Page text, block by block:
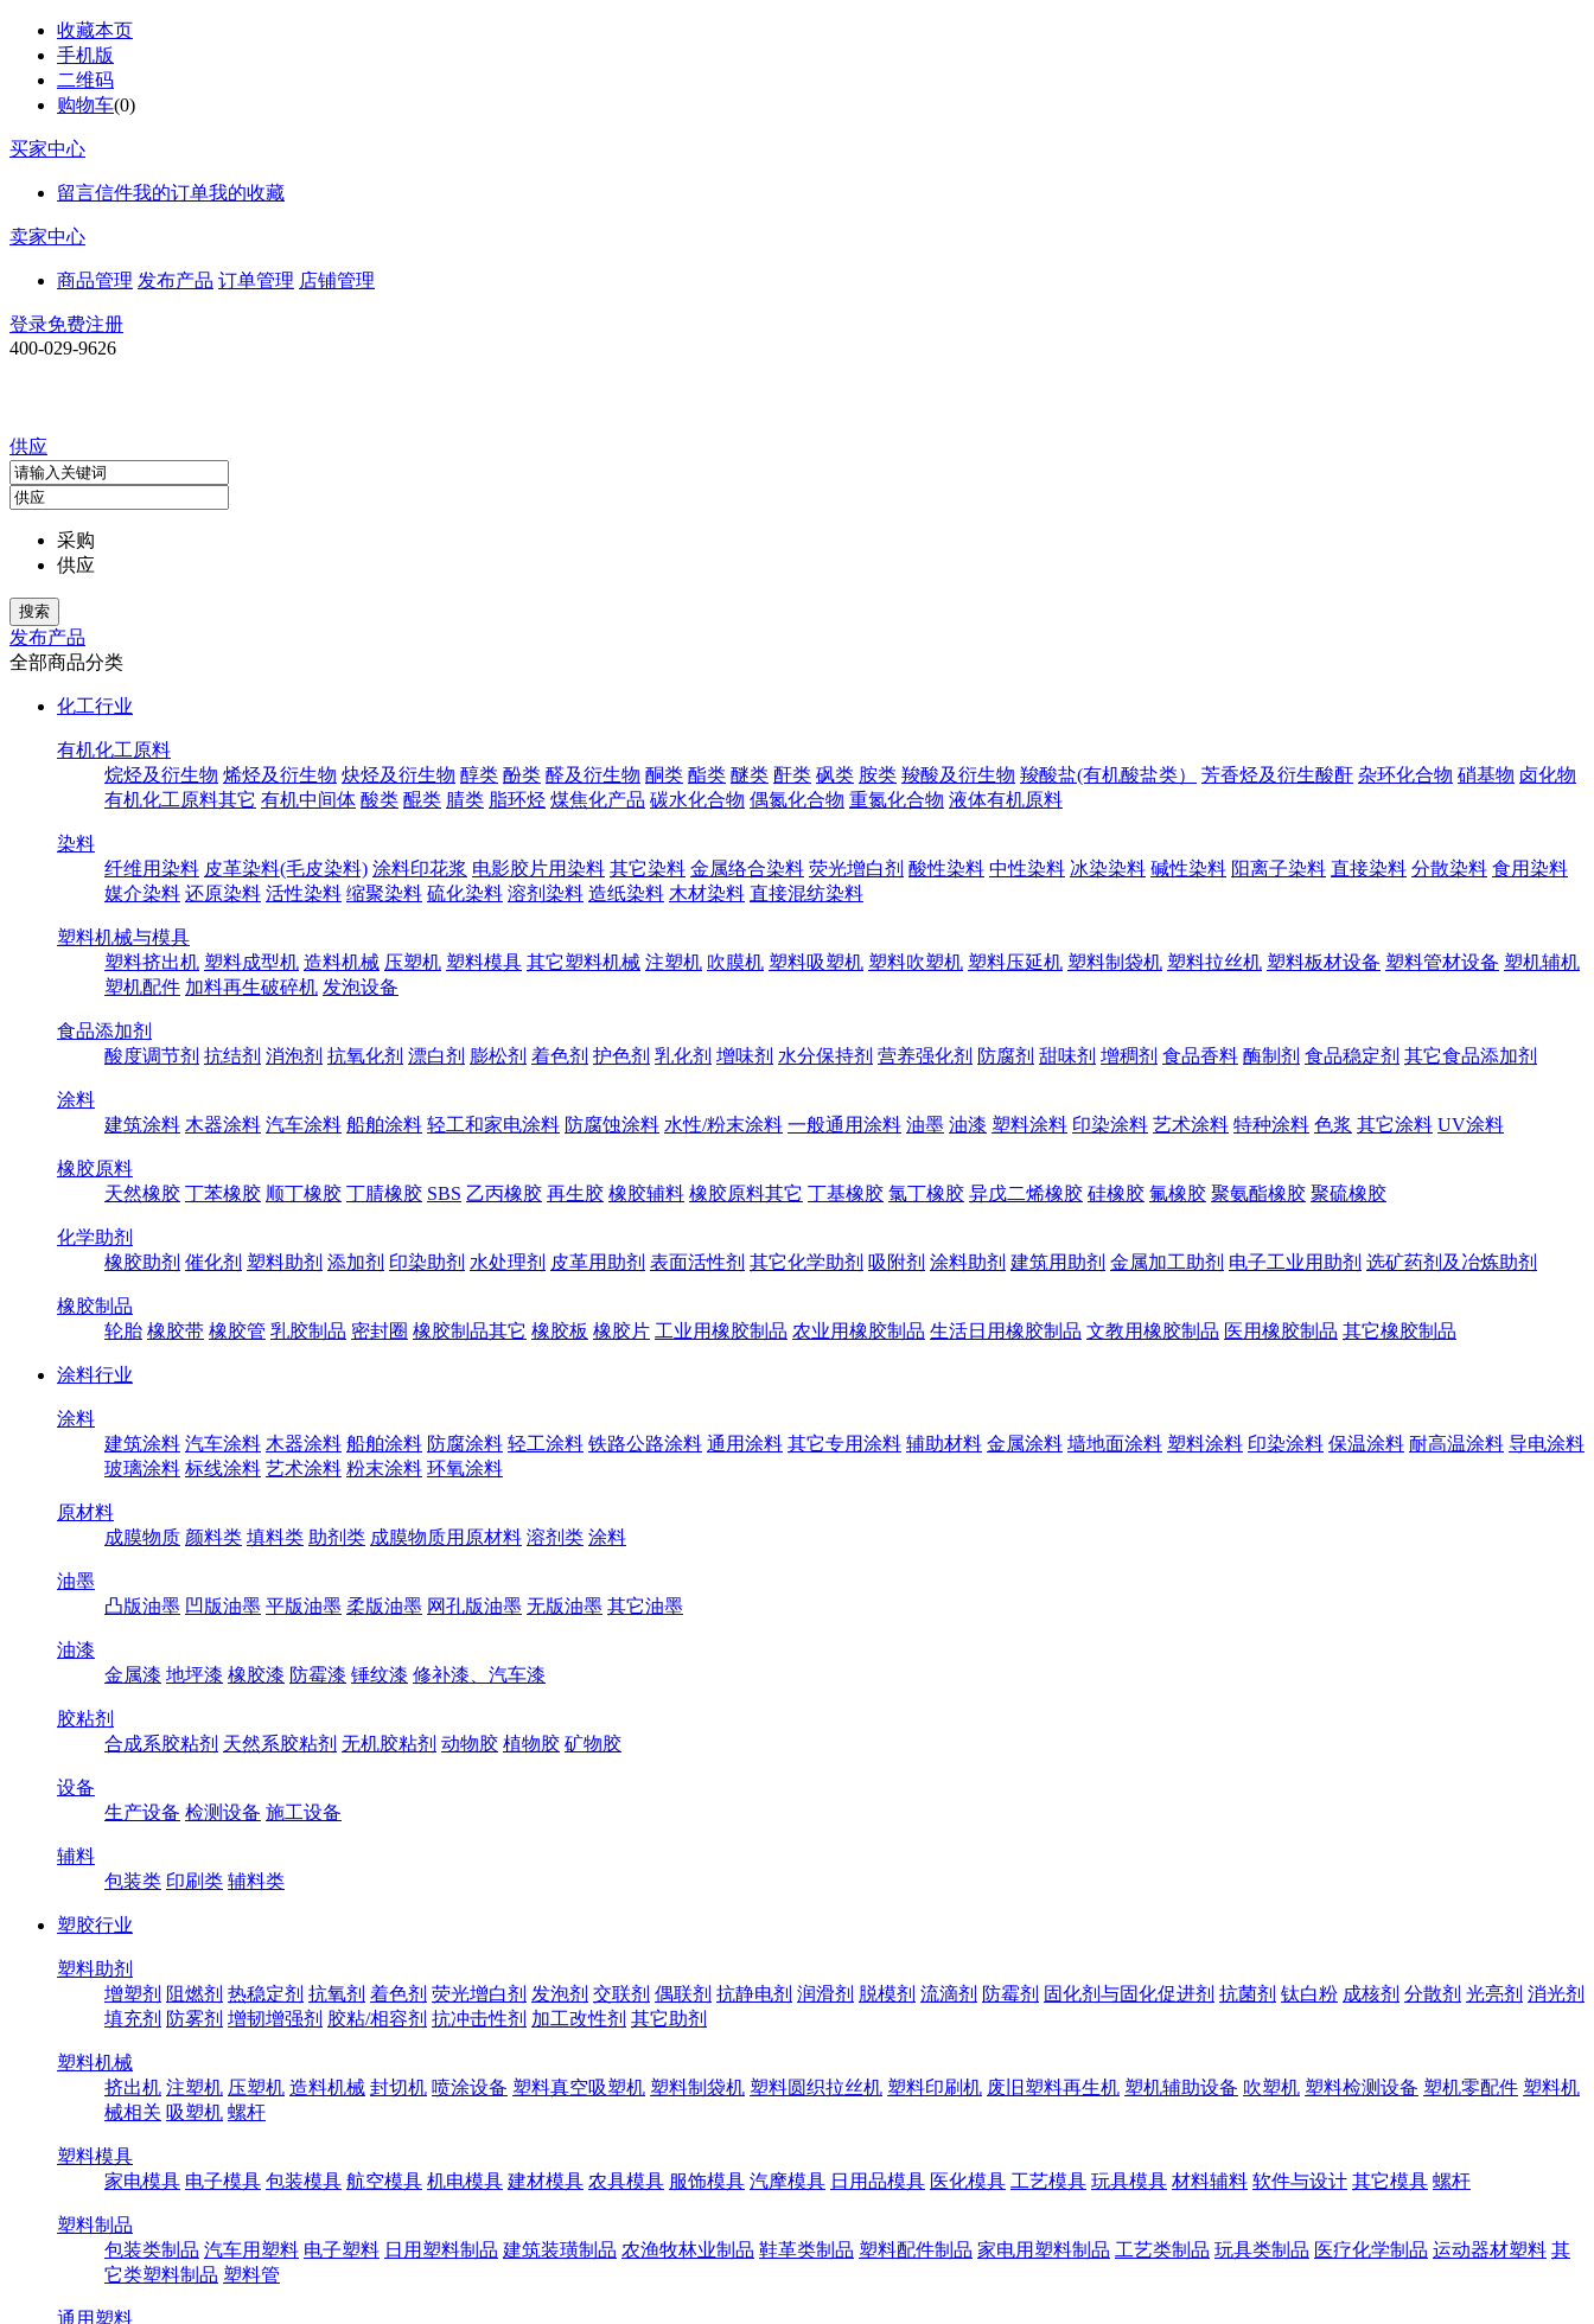
收藏本页
手机版
二维码
购物车(0)
买家中心
留言信件我的订单我的收藏
卖家中心
商品管理 发布产品 订单管理 店铺管理
登录免费注册
400-029-9626
供应
采购
供应
发布产品
全部商品分类
化工行业
有机化工原料
烷烃及衍生物 烯烃及衍生物 炔烃及衍生物 醇类 酚类 醛及衍生物 酮类 酯类 醚类 酐类 砜类 胺类 羧酸及衍生物 羧酸盐(有机酸盐类） 芳香烃及衍生酸酐 杂环化合物 硝基物 卤化物
有机化工原料其它 有机中间体 酸类 醌类 腈类 脂环烃 煤焦化产品 碳水化合物 偶氮化合物 重氮化合物 液体有机原料
染料
纤维用染料 皮革染料(毛皮染料) 涂料印花浆 电影胶片用染料 其它染料 金属络合染料 荧光增白剂 酸性染料 中性染料 冰染染料 碱性染料 阳离子染料 直接染料 分散染料 食用染料
媒介染料 还原染料 活性染料 缩聚染料 硫化染料 溶剂染料 造纸染料 木材染料 直接混纺染料
塑料机械与模具
塑料挤出机 塑料成型机 造料机械 压塑机 塑料模具 其它塑料机械 注塑机 吹膜机 塑料吸塑机 塑料吹塑机 塑料压延机 塑料制袋机 塑料拉丝机 塑料板材设备 塑料管材设备 塑机辅机
塑机配件 加料再生破碎机 发泡设备
食品添加剂
酸度调节剂 抗结剂 消泡剂 抗氧化剂 漂白剂 膨松剂 着色剂 护色剂 乳化剂 增味剂 水分保持剂 营养强化剂 防腐剂 甜味剂 增稠剂 食品香料 酶制剂 食品稳定剂 其它食品添加剂
涂料
建筑涂料 木器涂料 汽车涂料 船舶涂料 轻工和家电涂料 防腐蚀涂料 水性/粉末涂料 一般通用涂料 油墨 油漆 塑料涂料 印染涂料 艺术涂料 特种涂料 色浆 其它涂料 UV涂料
橡胶原料
天然橡胶 丁苯橡胶 顺丁橡胶 丁腈橡胶 SBS 乙丙橡胶 再生胶 橡胶辅料 橡胶原料其它 丁基橡胶 氯丁橡胶 异戊二烯橡胶 硅橡胶 氟橡胶 聚氨酯橡胶 聚硫橡胶
化学助剂
橡胶助剂 催化剂 塑料助剂 添加剂 印染助剂 水处理剂 皮革用助剂 表面活性剂 其它化学助剂 吸附剂 涂料助剂 建筑用助剂 金属加工助剂 电子工业用助剂 选矿药剂及冶炼助剂
橡胶制品
轮胎 橡胶带 橡胶管 乳胶制品 密封圈 橡胶制品其它 橡胶板 橡胶片 工业用橡胶制品 农业用橡胶制品 生活日用橡胶制品 文教用橡胶制品 医用橡胶制品 其它橡胶制品
涂料行业
涂料
建筑涂料 汽车涂料 木器涂料 船舶涂料 防腐涂料 轻工涂料 铁路公路涂料 通用涂料 其它专用涂料 辅助材料 金属涂料 墙地面涂料 塑料涂料 印染涂料 保温涂料 耐高温涂料 导电涂料
玻璃涂料 标线涂料 艺术涂料 粉末涂料 环氧涂料
原材料
成膜物质 颜料类 填料类 助剂类 成膜物质用原材料 溶剂类 涂料
油墨
凸版油墨 凹版油墨 平版油墨 柔版油墨 网孔版油墨 无版油墨 其它油墨
油漆
金属漆 地坪漆 橡胶漆 防霉漆 锤纹漆 修补漆、汽车漆
胶粘剂
合成系胶粘剂 天然系胶粘剂 无机胶粘剂 动物胶 植物胶 矿物胶
设备
生产设备 检测设备 施工设备
辅料
包装类 印刷类 辅料类
塑胶行业
塑料助剂
增塑剂 阻燃剂 热稳定剂 抗氧剂 着色剂 荧光增白剂 发泡剂 交联剂 偶联剂 抗静电剂 润滑剂 脱模剂 流滴剂 防霉剂 固化剂与固化促进剂 抗菌剂 钛白粉 成核剂 分散剂 光亮剂 消光剂
填充剂 防雾剂 增韧增强剂 胶粘/相容剂 抗冲击性剂 加工改性剂 其它助剂
塑料机械
挤出机 注塑机 压塑机 造料机械 封切机 喷涂设备 塑料真空吸塑机 塑料制袋机 塑料圆织拉丝机 塑料印刷机 废旧塑料再生机 塑机辅助设备 吹塑机 塑料检测设备 塑机零配件 塑料机
械相关 吸塑机 螺杆
塑料模具
家电模具 电子模具 包装模具 航空模具 机电模具 建材模具 农具模具 服饰模具 汽摩模具 日用品模具 医化模具 工艺模具 玩具模具 材料辅料 软件与设计 其它模具 螺杆
塑料制品
包装类制品 汽车用塑料 电子塑料 日用塑料制品 建筑装璜制品 农渔牧林业制品 鞋革类制品 塑料配件制品 家电用塑料制品 工艺类制品 玩具类制品 医疗化学制品 运动器材塑料 其
它类塑料制品 塑料管
通用塑料